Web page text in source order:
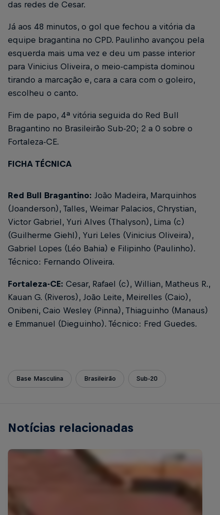
das redes de Cesar.
Já aos 48 minutos, o gol que fechou a vitória da
equipe bragantina no CPD. Paulinho avançou pela
esquerda mais uma vez e deu um passe interior
para Vinicius Oliveira, o meio-campista dominou
tirando a marcação e, cara a cara com o goleiro,
escolheu o canto.
Fim de papo, 4ª vitória seguida do Red Bull
Bragantino no Brasileirão Sub-20; 2 a 0 sobre o
Fortaleza-CE.
FICHA TÉCNICA
Red Bull Bragantino: João Madeira, Marquinhos
(Joanderson), Talles, Weimar Palacios, Chrystian,
Victor Gabriel, Yuri Alves (Thalyson), Lima (c)
(Guilherme Giehl), Yuri Leles (Vinicius Oliveira),
Gabriel Lopes (Léo Bahia) e Filipinho (Paulinho).
Técnico: Fernando Oliveira.
Fortaleza-CE: Cesar, Rafael (c), Willian, Matheus R.,
Kauan G. (Riveros), João Leite, Meirelles (Caio),
Onibeni, Caio Wesley (Pinna), Thiaguinho (Manaus)
e Emmanuel (Dieguinho). Técnico: Fred Guedes.
Base Masculina Brasileirão Sub-20
Notícias relacionadas